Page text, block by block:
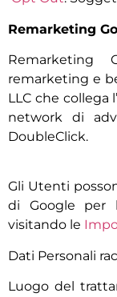
Remarketing
remarketing e
LLC che collega
network di
DoubleClick.
Gli Utenti
di Google per
visitando le
Dati Personali
Luogo del